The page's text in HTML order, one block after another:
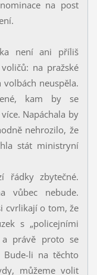
na post
není ani příliš
na pražské
neuspěla.
kam by se
Napáchala by
nehrozilo, že
stát ministryní
řádky zbytečné.
vůbec nebude.
cvrlikají o tom, že
s „policejními
a právě proto se
li na těchto
můžeme volit